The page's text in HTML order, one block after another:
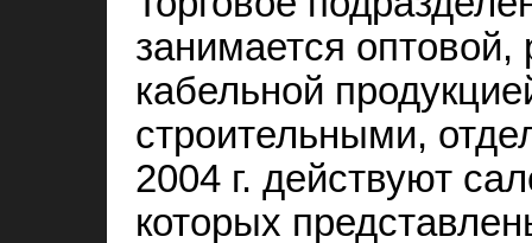
занимается оптовой,
кабельной
строительными,
2004 г. действуют
которых